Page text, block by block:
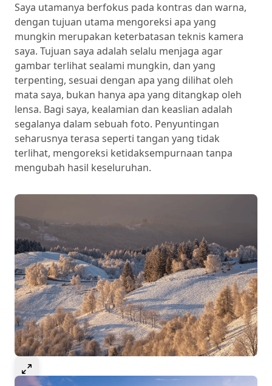
Saya utamanya berfokus pada kontras dan warna,
dengan tujuan utama mengoreksi apa yang
mungkin merupakan keterbatasan teknis kamera
saya. Tujuan saya adalah selalu menjaga agar
gambar terlihat sealami mungkin, dan yang
terpenting, sesuai dengan apa yang dilihat oleh
mata saya, bukan hanya apa yang ditangkap oleh
lensa. Bagi saya, kealamian dan keaslian adalah
segalanya dalam sebuah foto. Penyuntingan
seharusnya terasa seperti tangan yang tidak
terlihat, mengoreksi ketidaksempurnaan tanpa
mengubah hasil keseluruhan.